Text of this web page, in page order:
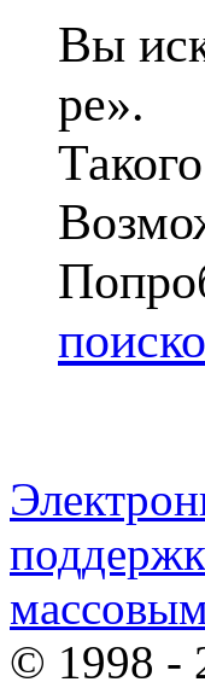
Вы
ре».
© 1998 -